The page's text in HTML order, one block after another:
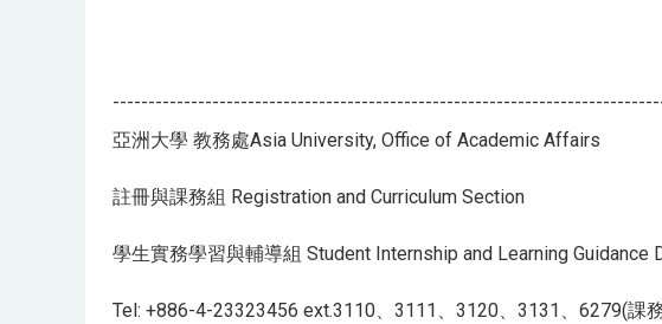
亞洲大學 教務處Asia University, Office of Academic Affairs
註冊與課務組 Registration and Curriculum Section
學生實務學習與輔導組 Student Internship and Learning Guidance
Tel: +886-4-23323456 ext.3110、3111、3120、3131、6279(課